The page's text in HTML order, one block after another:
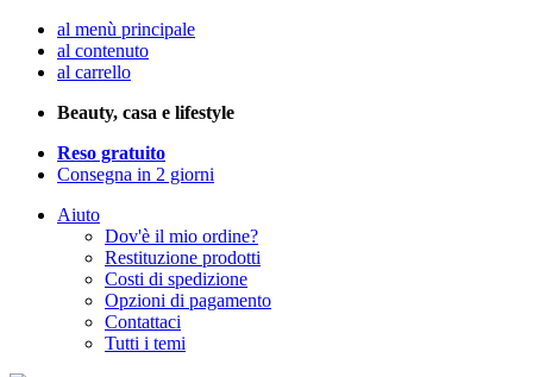
al menù principale
al contenuto
al carrello
Beauty, casa e lifestyle
Reso gratuito
Consegna in 2 giorni
Aiuto
Dov'è il mio ordine?
Restituzione prodotti
Costi di spedizione
Opzioni di pagamento
Contattaci
Tutti i temi